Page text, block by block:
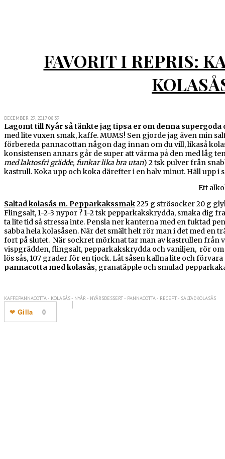
FAVORIT I REPRIS:
DECEMBER 29, 2017 08:39
Lagomt till Nyår så tänkte jag tipsa er om denna
med lite vuxen smak, kaffe. MUMS! Sen gjorde jag även min
förbereda pannacottan någon dag innan om du vill, likaså
konsistensen annars går de super att värma på den med låg
med laktosfri grädde, funkar lika bra utan) 2 tsk pulver från
kastrull. Koka upp och koka därefter i en halv minut. Häll upp i
Ett
Saltad kolasås m. Pepparkakssmak225 g strösocker 20 g
Flingsalt, 1-2-3 nypor ? 1-2 tsk pepparkakskrydda, smaka dig
ta lite tid så stressa inte. Pensla ner kanterna med en fuktad
sabba hela kolasåsen. När det smält helt rör man i det med
fort på slutet. När sockret mörknat tar man av kastrullen från
vispgrädden, flingsalt, pepparkakskrydda och vaniljen, rör
lös sås, 107 grader för en tjock. Låt såsen kallna lite och
pannacotta med kolasås, granatäpple och smulad
KAFFEPANNACOTTA - KOLASÅS - NYÅR - NYÅRSDESSERT - PANNACOTTA - RECEPT - SALTADKOLASÅS
0
Gilla